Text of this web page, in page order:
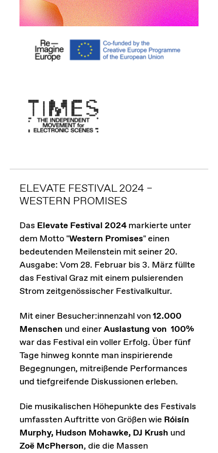
ELEVATE FESTIVAL 2024 –
WESTERN PROMISES
Das Elevate Festival 2024 markierte unter
dem Motto "Western Promises" einen
bedeutenden Meilenstein mit seiner 20.
Ausgabe: Vom 28. Februar bis 3. März füllte
das Festival Graz mit einem pulsierenden
Strom zeitgenössischer Festivalkultur.
Mit einer Besucher:innenzahl von12.000
Menschen und einerAuslastung von 100%
war das Festival ein voller Erfolg. Über fünf
Tage hinweg konnte man inspirierende
Begegnungen, mitreißende Performances
und tiefgreifende Diskussionen erleben.
Die musikalischen Höhepunkte des Festivals
umfassten Auftritte von Größen wie Róisín
Murphy, Hudson Mohawke, DJ Krush und
Zoë McPherson, die die Massen